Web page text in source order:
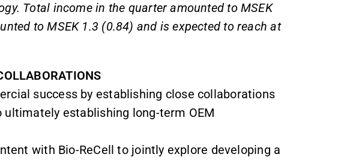
Total income in the quarter amounted to MSEK
to MSEK 1.3 (0.84) and is expected to reach at
success by establishing close collaborations
establishing long-term OEM
with Bio-ReCell to jointly explore developing a